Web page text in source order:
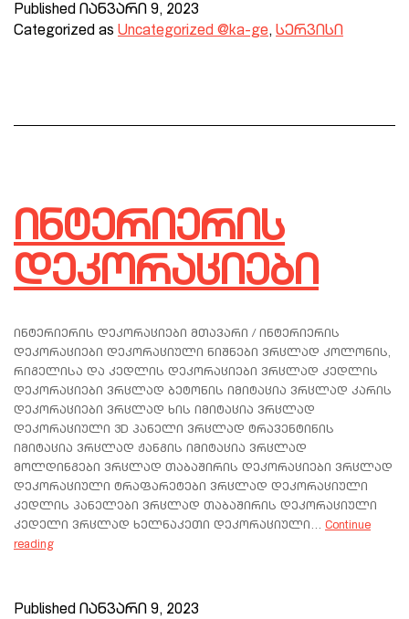
Published იანვარი 9, 2023
Categorized as Uncategorized @ka-ge, სერვისი
ინტერიერის
დეკორაციები
ინტერიერის დეკორაციები მთავარი / ინტერიერის
დეკორაციები დეკორაციული ნიშნები ვრცლად კოლონის,
რიგელისა და კედლის დეკორაციები ვრცლად კედლის
დეკორაციები ვრცლად ბეტონის იმიტაცია ვრცლად კარის
დეკორაციები ვრცლად ხის იმიტაცია ვრცლად
დეკორაციული 3D პანელი ვრცლად ტრავენტინის
იმიტაცია ვრცლად ჟანგის იმიტაცია ვრცლად
მოლდინგები ვრცლად თაბაშირის დეკორაციები ვრცლად
დეკორაციული ტრაფარეტები ვრცლად დეკორაციული
კედლის პანელები ვრცლად თაბაშირის დეკორაციული
კედელი ვრცლად ხელნაკეთი დეკორაციული… Continue
reading
Published იანვარი 9, 2023